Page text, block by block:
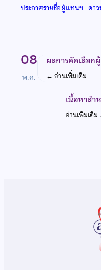
ประกาศรายชื่อผู้แทนฯ ดา
08
พ.ค.
ผลการคัดเลือก
← อ่านเพิ่มเติม
เนื้อหาสำ
อ่านเพิ่มเติม